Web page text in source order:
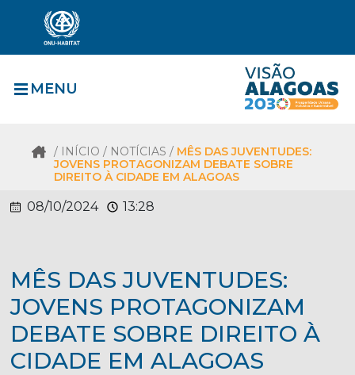
MENU
/ INÍCIO / NOTÍCIAS / MÊS DAS JUVENTUDES:
JOVENS PROTAGONIZAM DEBATE SOBRE
DIREITO À CIDADE EM ALAGOAS
08/10/2024 13:28
MÊS DAS JUVENTUDES:
JOVENS PROTAGONIZAM
DEBATE SOBRE DIREITO À
CIDADE EM ALAGOAS